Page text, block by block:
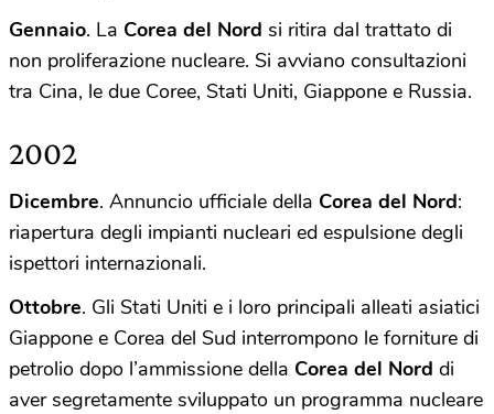
Gennaio. La Corea del Nord si ritira dal trattato di
non proliferazione nucleare. Si avviano consultazioni
tra Cina, le due Coree, Stati Uniti, Giappone e Russia.
2002
Dicembre. Annuncio ufficiale della Corea del Nord:
riapertura degli impianti nucleari ed espulsione degli
ispettori internazionali.
Ottobre. Gli Stati Uniti e i loro principali alleati asiatici
Giappone e Corea del Sud interrompono le forniture di
petrolio dopo l’ammissione della Corea del Nord di
aver segretamente sviluppato un programma nucleare